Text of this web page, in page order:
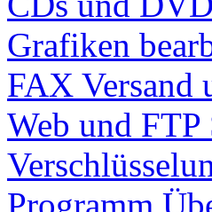
Grafiken
FAX Versand
Web und FTP
Programm